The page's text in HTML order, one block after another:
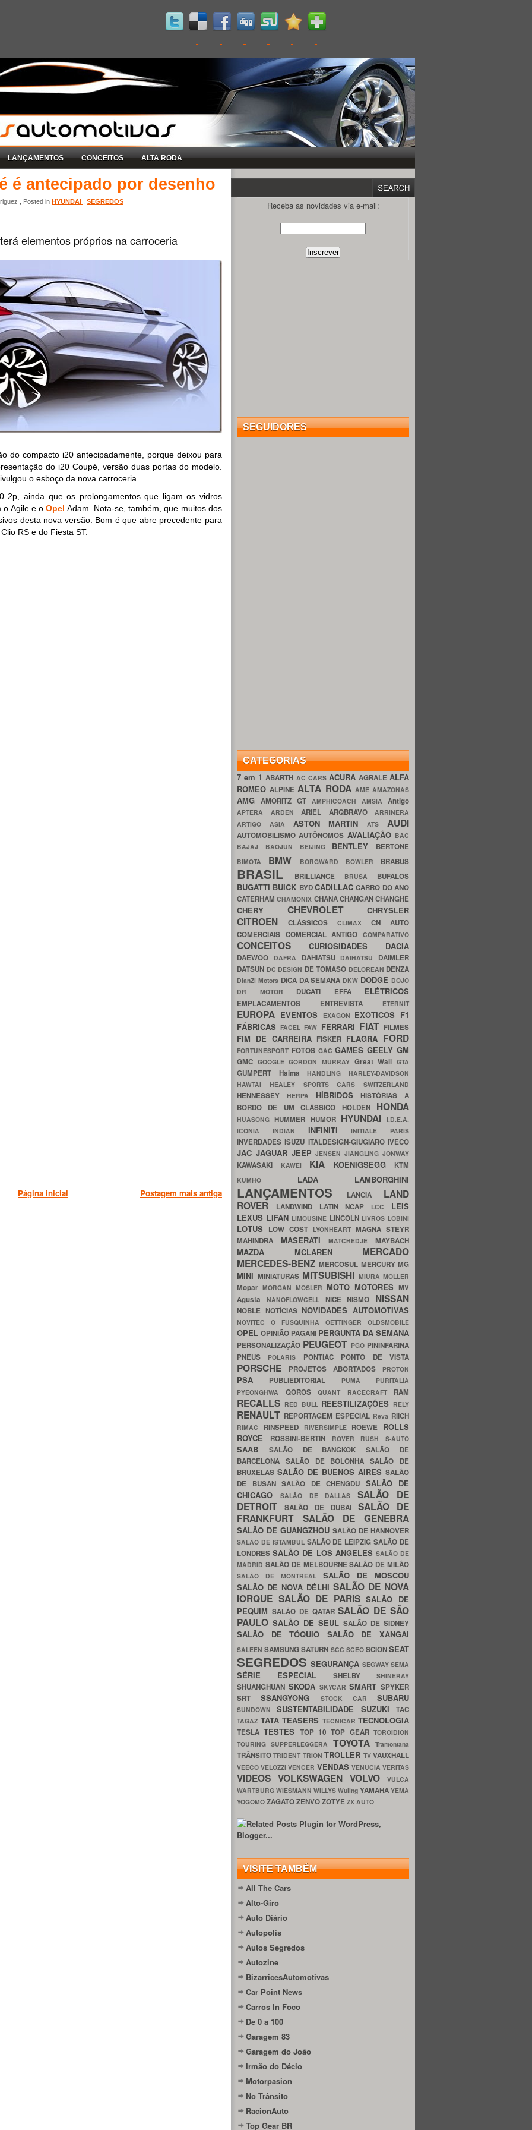
LANÇAMENTOS CONCEITOS ALTA RODA
é antecipado por desenho
, Posted in HYUNDAI SEGREDOS
elementos próprios na carroceria
do compacto i20 antecipadamente, porque deixou para
do i20 Coupé, versão duas portas do modelo.
o esboço da nova carroceria.
2p, ainda que os prolongamentos que ligam os vidros
o Agile e oOpel Adam. Nota-se, também, que muitos dos
desta nova versão. Bom é que abre precedente para
RS e do Fiesta ST.
Postagem mais antiga
Página inicial
Receba as novidades via e-mail:
SEGUIDORES
CATEGORIAS
7 em 1ABARTH AC CARS ACURA AGRALE ALFA
ROMEOALPINEALTA RODA AME AMAZONAS
AMG AMORITZ GT AMPHICOACH AMSIA Antigo
APTERA ARDEN ARIEL ARQBRAVO ARRINERA
ARTIGO ASIA ASTON MARTINATS AUDI
AUTOMOBILISMOAUTÔNOMOS AVALIAÇÃO BAC
BAJAJ BAOJUN BEIJING BENTLEY BERTONE
BIMOTA BMW BORGWARD BOWLER BRABUS
BRASIL BRILLIANCE BRUSA BUFALOS
BUGATTI BUICK BYDCADILLACCARRO DO ANO
CATERHAMCHAMONIX CHANACHANGANCHANGHE
CHERY CHEVROLET CHRYSLER
CITROEN CLÁSSICOS CLIMAX CN AUTO
COMERCIAIS COMERCIAL ANTIGOCOMPARATIVO
CONCEITOS CURIOSIDADES DACIA
DAEWOO DAFRA DAHIATSU DAIHATSU DAIMLER
DATSUN DC DESIGN DE TOMASO DELOREAN DENZA
DianZi Motors DICA DA SEMANA DKW DODGE DOJO
DR MOTOR DUCATI EFFA ELÉTRICOS
EMPLACAMENTOS ENTREVISTA ETERNIT
EUROPA EVENTOS EXAGON EXOTICOS F1
FÁBRICASFACELFAW FERRARI FIAT FILMES
FIM DE CARREIRA FISKER FLAGRA FORD
FORTUNESPORT FOTOS GACGAMESGEELYGM
GMC GOOGLEGORDON MURRAY Great WallGTA
GUMPERT HaimaHANDLINGHARLEY-DAVIDSON
HAWTAI HEALEY SPORTS CARS SWITZERLAND
HENNESSEY HERPA HÍBRIDOSHISTÓRIAS A
BORDO DE UM CLÁSSICO HOLDEN HONDA
HUASONGHUMMER HUMOR HYUNDAI I.D.E.A.
ICONIA INDIAN INFINITIINITIALE PARIS
INVERDADESISUZU ITALDESIGN-GIUGIAROIVECO
JAC JAGUAR JEEPJENSENJIANGLINGJONWAY
KAWASAKI KAWEI KIA KOENIGSEGG KTM
KUMHO LADA LAMBORGHINI
LANÇAMENTOS LANCIA LAND
ROVER
LANDWIND LATIN NCAP LCC LEIS
LEXUS LIFAN LIMOUSINE LINCOLN LIVROS LOBINI
LOTUS LOW COST LYONHEART MAGNA STEYR
MAHINDRA MASERATIMATCHEDJEMAYBACH
MAZDA MCLAREN MERCADO
MERCEDES-BENZMERCOSUL MERCURYMG
MINI MINIATURAS MITSUBISHI MIURA MOLLER
Mopar MORGAN MOSLER MOTO MOTORES MV
Agusta NANOFLOWCELL NICENISMO NISSAN
NOBLE NOTÍCIAS NOVIDADES AUTOMOTIVAS
NOVITEC O FUSQUINHA OETTINGER OLDSMOBILE
OPEL OPINIÃO PAGANI PERGUNTA DA SEMANA
PERSONALIZAÇÃO PEUGEOT PGO PININFARINA
PNEUS
POLARIS PONTIAC PONTO DE VISTA
PORSCHE PROJETOS ABORTADOS PROTON
PSA PUBLIEDITORIAL PUMA PURITALIA
PYEONGHWA QOROS QUANT RACECRAFT RAM
RECALLS RED BULL REESTILIZAÇÕES RELY
RENAULT REPORTAGEM ESPECIAL Reva RIICH
RIMAC RINSPEED RIVERSIMPLE ROEWE ROLLS
ROYCE
ROSSINI-BERTIN ROVER RUSH S-AUTO
SAAB SALÃO DE BANGKOKSALÃO DE
BARCELONA SALÃO DE BOLONHASALÃO DE
BRUXELAS SALÃO DE BUENOS AIRES SALÃO
DE BUSAN SALÃO DE CHENGDU SALÃO DE
CHICAGO
SALÃO DE DALLASSALÃO DE
DETROIT
SALÃO DE DUBAI SALÃO DE
FRANKFURT SALÃO DE GENEBRA
SALÃO DE GUANGZHOU SALÃO DE HANNOVER
SALÃO DE ISTAMBUL SALÃO DE LEIPZIGSALÃO DE
LONDRESSALÃO DE LOS ANGELES SALÃO DE
MADRID SALÃO DE MELBOURNESALÃO DE MILÃO
SALÃO DE MONTREAL SALÃO DE MOSCOU
SALÃO DE NOVA DÉLHI SALÃO DE NOVA
IORQUE SALÃO DE PARISSALÃO DE
PEQUIM SALÃO DE QATARSALÃO DE SÃO
PAULO SALÃO DE SEUL SALÃO DE SIDNEY
SALÃO DE TÓQUIO SALÃO DE XANGAI
SALEENSAMSUNGSATURN SCC SCEO SCIONSEAT
SEGREDOSSEGURANÇA SEGWAYSEMA
SÉRIE ESPECIAL SHELBY SHINERAY
SHUANGHUAN SKODA SKYCARSMART SPYKER
SRTSSANGYONG STOCK CAR SUBARU
SUNDOWNSUSTENTABILIDADE SUZUKITAC
TAGAZ TATA TEASERS TECNICAR TECNOLOGIA
TESLATESTES TOP 10TOP GEARTOROIDION
TOURING SUPPERLEGGERA TOYOTATramontana
TRÂNSITOTRIDENT TRIONTROLLER TVVAUXHALL
VEECOVELOZZIVENCER VENDAS VENUCIAVERITAS
VIDEOS VOLKSWAGEN VOLVO
VULCA
WARTBURG WIESMANN WILLYS Wuling YAMAHA YEMA
YOGOMO ZAGATOZENVOZOTYE ZX AUTO
VISITE TAMBÉM
All The Cars
Alto-Giro
Auto Diário
Autopolis
Autos Segredos
Autozine
BizarricesAutomotivas
Car Point News
Carros In Foco
De 0 a 100
Garagem 83
Garagem do João
Irmão do Décio
Motorpasion
No Trânsito
RacionAuto
Top Gear BR